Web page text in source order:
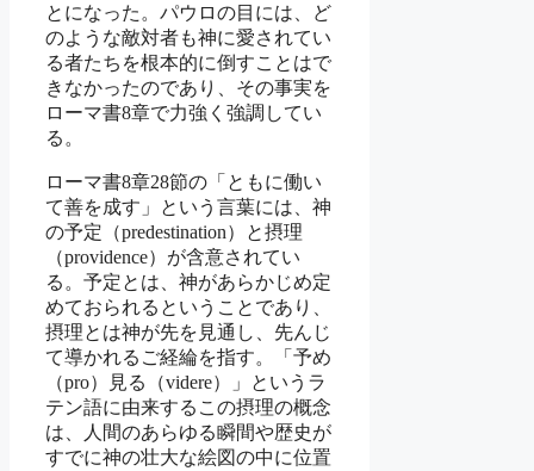
とになった。パウロの目には、ど
のような敵対者も神に愛されてい
る者たちを根本的に倒すことはで
きなかったのであり、その事実を
ローマ書8章で力強く強調してい
る。
ローマ書8章28節の「ともに働い
て善を成す」という言葉には、神
の予定（predestination）と摂理
（providence）が含意されてい
る。予定とは、神があらかじめ定
めておられるということであり、
摂理とは神が先を見通し、先んじ
て導かれるご経綸を指す。「予め
（pro）見る（videre）」というラ
テン語に由来するこの摂理の概念
は、人間のあらゆる瞬間や歴史が
すでに神の壮大な絵図の中に位置